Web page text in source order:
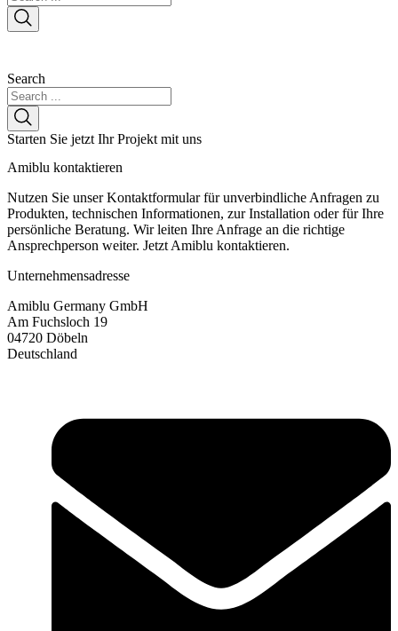
Search
Starten Sie jetzt Ihr Projekt mit uns
Amiblu kontaktieren
Nutzen Sie unser Kontaktformular für unverbindliche Anfragen zu
Produkten, technischen Informationen, zur Installation oder für Ihre
persönliche Beratung. Wir leiten Ihre Anfrage an die richtige
Ansprechperson weiter. Jetzt Amiblu kontaktieren.
Unternehmensadresse
Amiblu Germany GmbH
Am Fuchsloch 19
04720 Döbeln
Deutschland